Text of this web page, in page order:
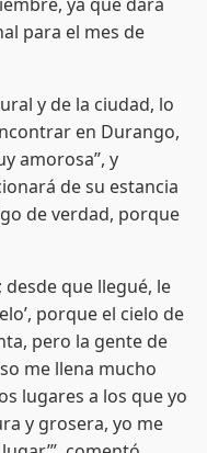
para el mes de
y de la ciudad, lo
en Durango,
amorosa”, y
de su estancia
de verdad, porque
que llegué, le
porque el cielo de
pero la gente de
me llena mucho
lugares a los que yo
y grosera, yo me